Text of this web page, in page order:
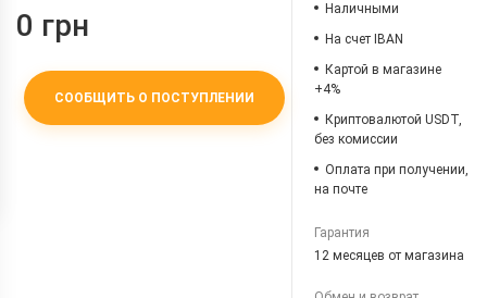
0 грн
СООБЩИТЬ О ПОСТУПЛЕНИИ
Наличными
На счет IBAN
Картой в магазине
+4%
Криптовалютой USDT,
без комиссии
Оплата при получении,
на почте
Гарантия
12 месяцев от магазина